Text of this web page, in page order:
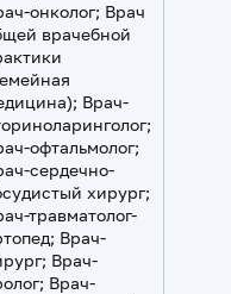
онколог; Врач
врачебной
Врач-
офтальмолог;
сердечно-
хирург;
травматолог-
Врач-
Врач-
Врач-